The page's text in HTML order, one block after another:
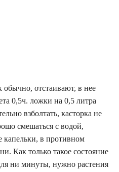
обычно, отстаивают, в нее
0,5ч. ложки на 0,5 литра
взболтать, касторка не
смешаться с водой,
капельки, в противном
Как только такое состояние
ни минуты, нужно растения